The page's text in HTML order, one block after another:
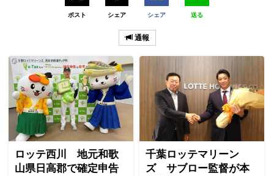
ポスト シェア シェア 送る
通報
ロッテ西川 地元和歌
山県日高郡で確定申告
千葉ロッテマリーン
ズ サブロー監督が本